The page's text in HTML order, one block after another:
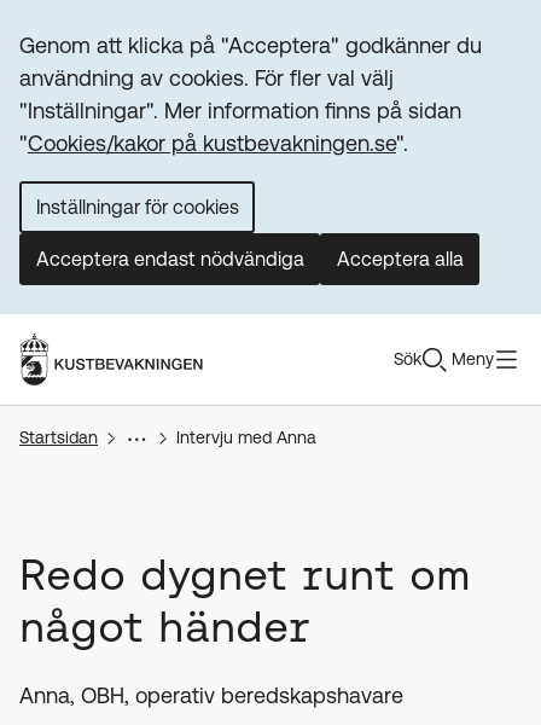
Cookie banner
Genom att klicka på "Acceptera" godkänner du
användning av cookies. För fler val välj
"Inställningar". Mer information finns på sidan
"Cookies/kakor på kustbevakningen.se".
Inställningar för cookies
Acceptera endast nödvändiga Acceptera alla
Sök Meny
Startsidan Intervju med Anna
Redo dygnet runt om
något händer
Anna, OBH, operativ beredskapshavare